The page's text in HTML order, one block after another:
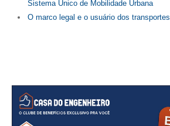
AGENDA
PUBLICAÇÕES
Sistema Único de Mobilidade Urbana
O marco legal e o usuário dos transportes